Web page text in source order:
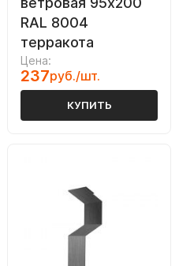
RAL 8004
терракота
Цена:
237руб./шт.
КУПИТЬ